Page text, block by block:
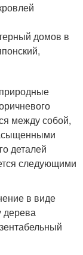
домов в
между собой,
деталей
следующими
в виде
дерева